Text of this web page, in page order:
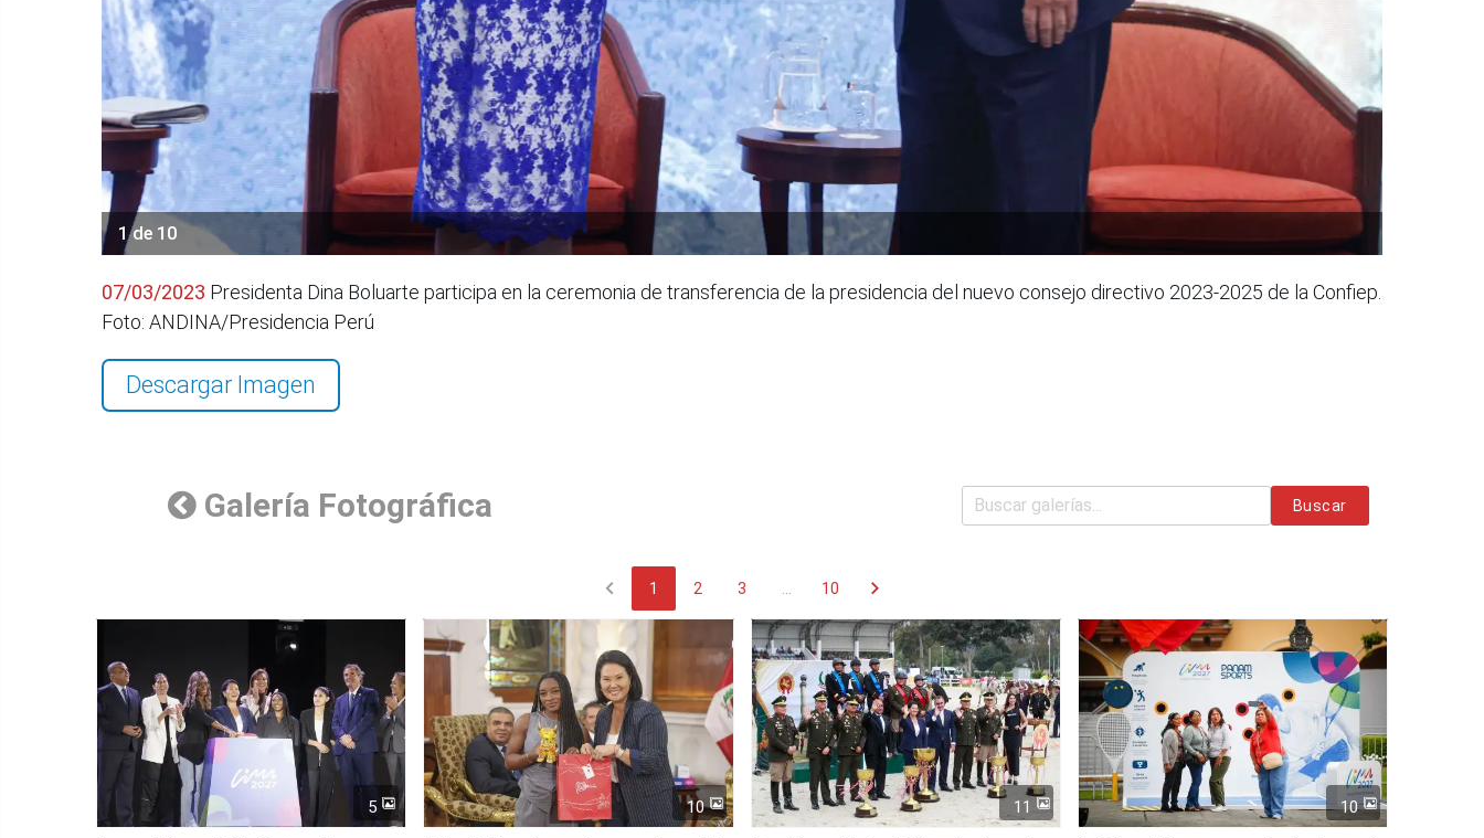
1 de 10
07/03/2023 Presidenta Dina Boluarte participa en la ceremonia de transferencia de la presidencia del nuevo consejo directivo 2023-2025 de la Confiep.
Foto: ANDINA/Presidencia Perú
Descargar Imagen
Galería Fotográfica Buscar
chevron_left 1 2 3 10 chevron_right
5 10 11 10